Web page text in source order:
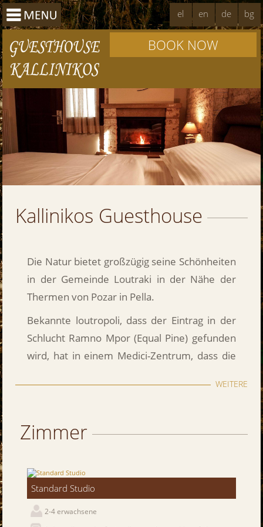
bg
de
en
el
BOOK NOW
Kallinikos Guesthouse
Die Natur bietet großzügig seine Schönheiten
in der Gemeinde Loutraki in der Nähe der
Thermen von Pozar in Pella.
Bekannte loutropoli, dass der Eintrag in der
Schlucht Ramno Mpor (Equal Pine) gefunden
wird, hat in einem Medici-Zentrum, dass die
entwickelt. Trekking, Klettern, Ausflüge in den
Freien in der Natur der bergigen Pella sind
ideal, um sich selbst in passen.
Die Pension "Kallinikos" erneuert wurde
Ihnen die Möglichkeit bietet, genießen die
authentische mazedonischen
Gastfreundschaft.
WEITERE
Zimmer
Standard Studio
2-4 erwachsene